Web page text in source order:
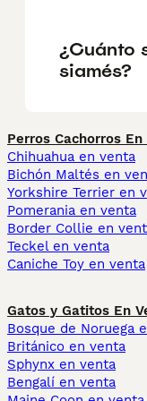
¿Cuánto
siamés?
Perros Cachorros En
Chihuahua en venta
Bichón Maltés en
Yorkshire Terrier en
Pomerania en venta
Border Collie en
Teckel en venta
Caniche Toy en venta
Gatos y Gatitos En
Bosque de Noruega
Británico en venta
Sphynx en venta
Bengalí en venta